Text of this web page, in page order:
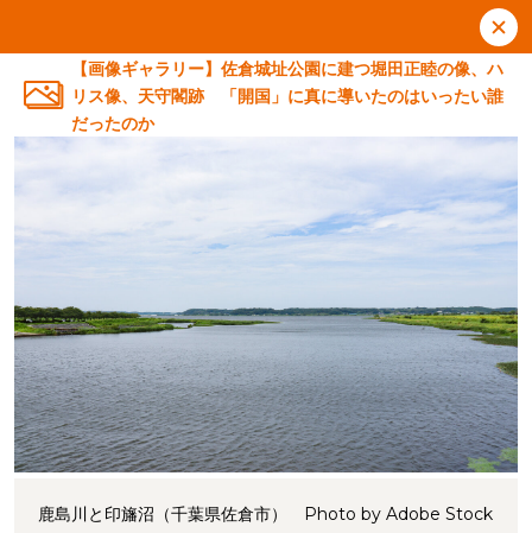
【画像ギャラリー】佐倉城址公園に建つ堀田正睦の像、ハ
リス像、天守閣跡 「開国」に真に導いたのはいったい誰
だったのか
鹿島川と印旛沼（千葉県佐倉市） Photo by Adobe Stock